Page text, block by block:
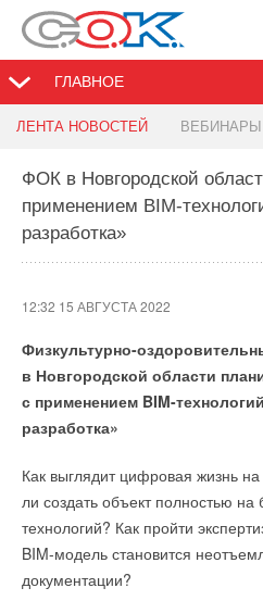
ГЛАВНОЕ
ЛЕНТА НОВОСТЕЙ
ФОК в Новгородской
применением BIM-
разработка»
12:32 15 АВГУСТА 2022
Физкультурно-
в Новгородской области
с применением BIM-
разработка»
Как выглядит цифровая жизнь
ли создать объект полностью на
технологий? Как пройти
BIM-модель становится
документации?
Компания ЭВАН обьявила о
12:22 15 АВГУСТА 2022
Компания ЭВАН
Такой эксперт бездорожья точно
ярких эмоций и свежих
Кроме главного приза компания